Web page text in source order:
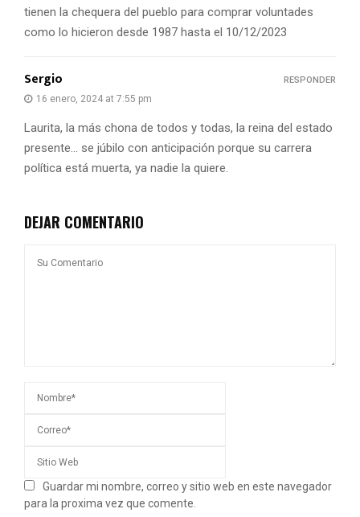
tienen la chequera del pueblo para comprar voluntades
como lo hicieron desde 1987 hasta el 10/12/2023
Sergio
16 enero, 2024 at 7:55 pm
Laurita, la más chona de todos y todas, la reina del estado
presente… se júbilo con anticipación porque su carrera
política está muerta, ya nadie la quiere.
RESPONDER
DEJAR COMENTARIO
Guardar mi nombre, correo y sitio web en este navegador
para la proxima vez que comente.